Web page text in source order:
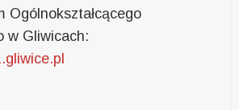
Ogólnokształcącego
w Gliwicach: